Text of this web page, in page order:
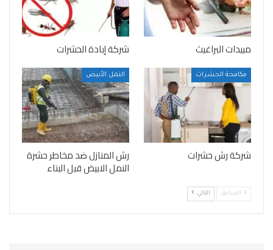
مبيدات البراغيث شركة إبادة الحشرات
مكافحة الحشرات
شركة رش حشرات
النمل الأبيض
رش المنازل ضد مخاطر حشرة
النمل الابيض قبل البناء
السابق التالي